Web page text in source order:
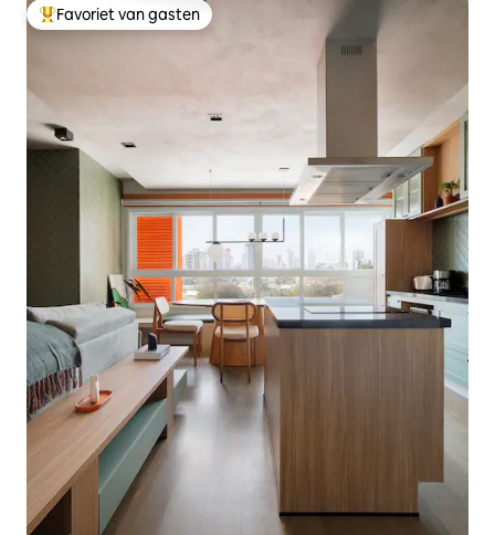
Topfavoriet van gasten
Favoriet van gasten